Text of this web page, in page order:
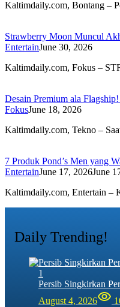
Kaltimdaily.com, Bontang –
Strawberry Moon Muncul
EntertainJune 30, 2026
Kaltimdaily.com, Fokus –
Desain Premium ala
FokusJune 18, 2026
Kaltimdaily.com, Tekno –
7 Produk Pond’s Men yang
EntertainJune 17, 2026June
Kaltimdaily.com, Entertain
Daily Trending!
1
Persib Singkirkan
August 4, 2026